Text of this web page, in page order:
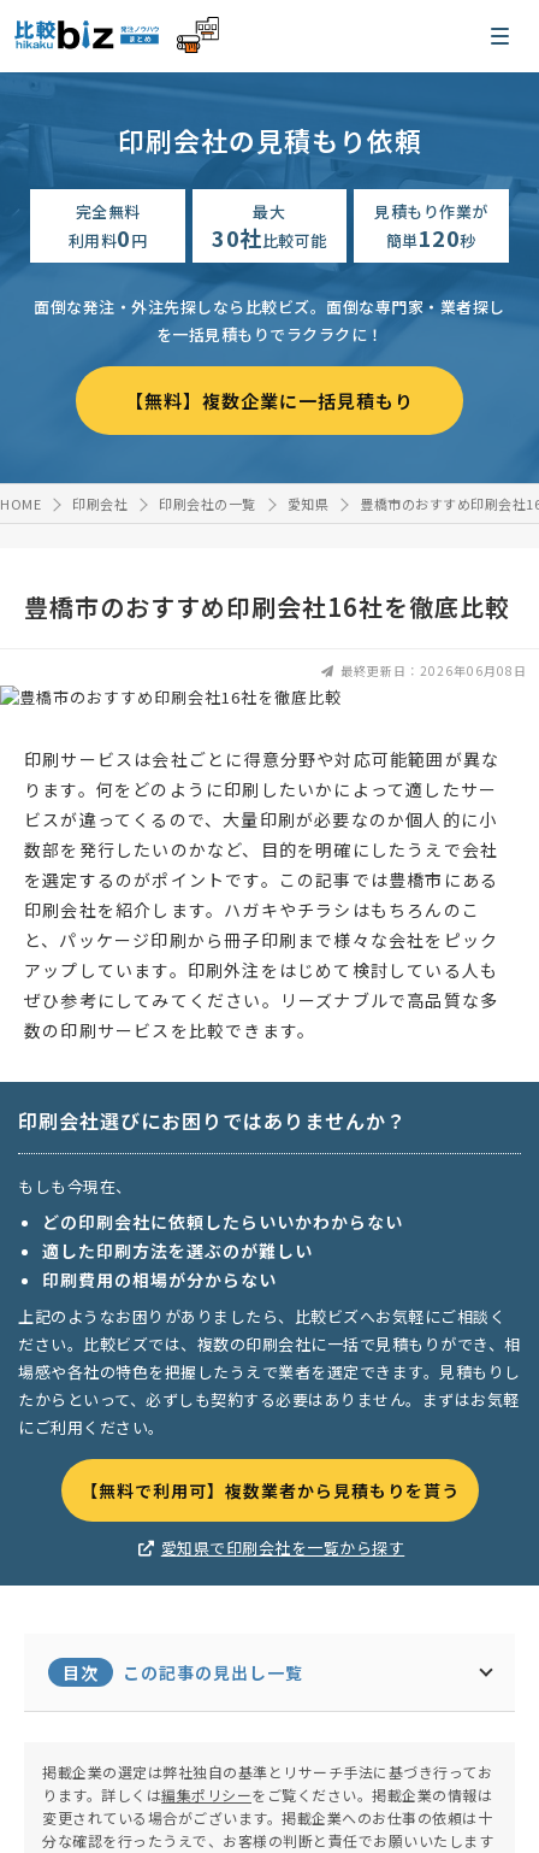
印刷会社の見積もり依頼
完全無料
利用料0円
最大
30社比較可能
見積もり作業が
簡単120秒
面倒な発注・外注先探しなら比較ビズ。 面倒な専門家・業者探し
を一括見積もりでラクラクに！
【無料】複数企業に一括見積もり
HOME 印刷会社 印刷会社の一覧 愛知県 豊橋市のおすすめ印刷会社
豊橋市のおすすめ印刷会社16社を徹底比較
最終更新日：2026年06月08日
印刷サービスは会社ごとに得意分野や対応可能範囲が異な
ります。何をどのように印刷したいかによって適したサー
ビスが違ってくるので、大量印刷が必要なのか個人的に小
数部を発行したいのかなど、目的を明確にしたうえで会社
を選定するのがポイントです。この記事では豊橋市にある
印刷会社を紹介します。ハガキやチラシはもちろんのこ
と、パッケージ印刷から冊子印刷まで様々な会社をピック
アップしています。印刷外注をはじめて検討している人も
ぜひ参考にしてみてください。リーズナブルで高品質な多
数の印刷サービスを比較できます。
印刷会社選びにお困りではありませんか？
もしも今現在、
どの印刷会社に依頼したらいいかわからない
適した印刷方法を選ぶのが難しい
印刷費用の相場が分からない
上記のようなお困りがありましたら、比較ビズへお気軽にご相談く
ださい。比較ビズでは、複数の印刷会社に一括で見積もりができ、相
場感や各社の特色を把握したうえで業者を選定できます。見積もりし
たからといって、必ずしも契約する必要はありません。まずはお気軽
にご利用ください。
【無料で利用可】複数業者から見積もりを貰う
愛知県で印刷会社を一覧から探す
目次 この記事の見出し一覧
掲載企業の選定は弊社独自の基準とリサーチ手法に基づき行ってお
ります。詳しくは編集ポリシーをご覧ください。掲載企業の情報は
変更されている場合がございます。掲載企業へのお仕事の依頼は十
分な確認を行ったうえで、お客様の判断と責任でお願いいたします